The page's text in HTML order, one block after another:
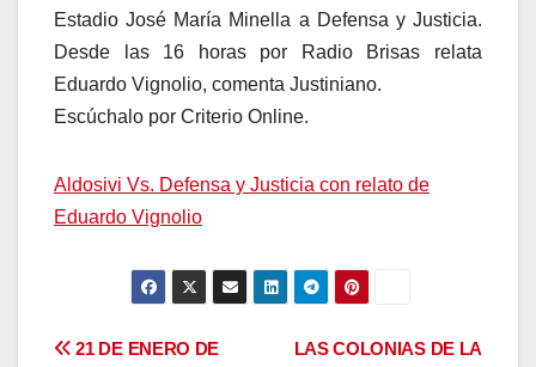
Estadio José María Minella a Defensa y Justicia.
Desde las 16 horas por Radio Brisas relata
Eduardo Vignolio, comenta Justiniano.
Escúchalo por Criterio Online.
Aldosivi Vs. Defensa y Justicia con relato de
Eduardo Vignolio
Navegación LAS COLONIAS DE LA
21 DE ENERO DE